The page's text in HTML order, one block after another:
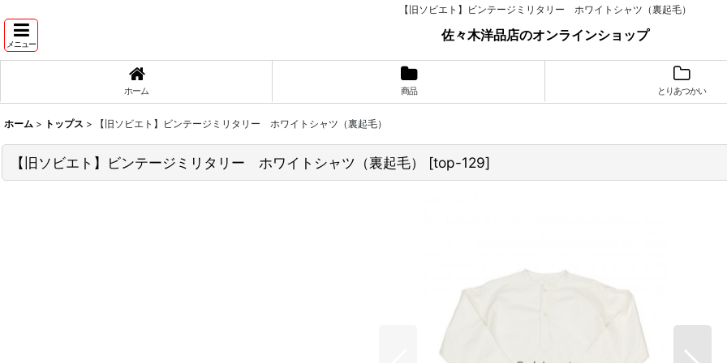
【旧ソビエト】ビンテージミリタリー ホワイトシャツ（裏起毛）
メニュー
佐々木洋品店のオンラインショップ
ホーム 商品 とりあつかい
ホーム > トップス > 【旧ソビエト】ビンテージミリタリー ホワイトシャツ（裏起毛）
【旧ソビエト】ビンテージミリタリー ホワイトシャツ（裏起毛） [top-129]